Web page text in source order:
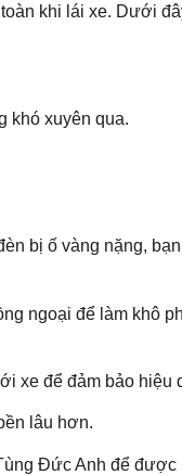
khi lái xe. Dưới
khó xuyên qua.
bị ố vàng nặng,
ngoại để làm khô
xe để đảm bảo hiệu
lâu hơn.
Đức Anh để